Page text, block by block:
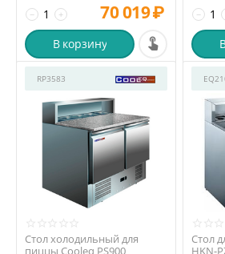
+
− 70 019₽
В корзину
−
RP3583
Стол холодильный для
пиццы Cooleq PS900
Стол
HKN-